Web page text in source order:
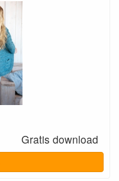
Gratis download